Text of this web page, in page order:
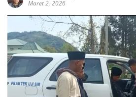
Maret 2, 2026